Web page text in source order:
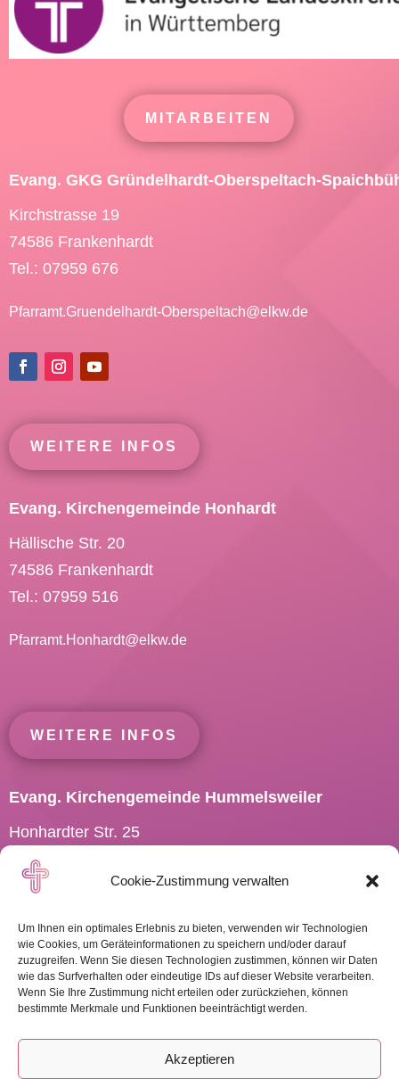
Cookie-Zustimmung verwalten
Um Ihnen ein optimales Erlebnis zu bieten, verwenden wir Technologien
wie Cookies, um Geräteinformationen zu speichern und/oder darauf
zuzugreifen. Wenn Sie diesen Technologien zustimmen, können wir Daten
wie das Surfverhalten oder eindeutige IDs auf dieser Website verarbeiten.
Wenn Sie Ihre Zustimmung nicht erteilen oder zurückziehen, können
bestimmte Merkmale und Funktionen beeinträchtigt werden.
Akzeptieren
MITARBEITEN
Evang. GKG Gründelhardt-Oberspeltach-
Kirchstrasse 19
74586 Frankenhardt
Tel.: 07959 676
Pfarramt.Gruendelhardt-Oberspeltach@elkw.de
WEITERE INFOS
Evang. Kirchengemeinde Honhardt
Hällische Str. 20
74586 Frankenhardt
Tel.: 07959 516
Pfarramt.Honhardt@elkw.de
WEITERE INFOS
Evang. Kirchengemeinde Hummelsweiler
Honhardter Str. 25
73494 Rosenberg
Tel.: 07967 701910
Pfarramt.Hummelsweiler@elkw.de
WEITERE INFOS